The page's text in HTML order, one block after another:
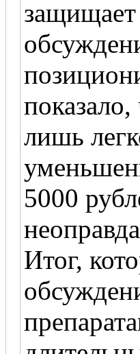
защищает
лишь
5000
Итог,